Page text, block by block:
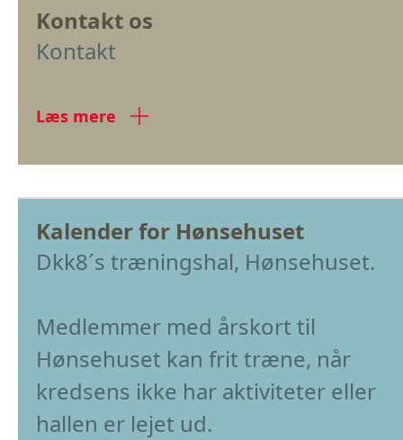
Kontakt os
Kontakt
Læs mere
Kalender for Hønsehuset
Dkk8´s træningshal, Hønsehuset.
Medlemmer med årskort til
Hønsehuset kan frit træne, når
kredsens ikke har aktiviteter eller
hallen er lejet ud.